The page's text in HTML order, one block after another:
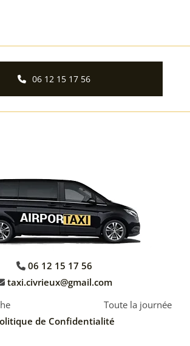
06 12 15 17 56
 06 12 15 17 56
taxi.civrieux@gmail.com
Toute la journée
de Confidentialité